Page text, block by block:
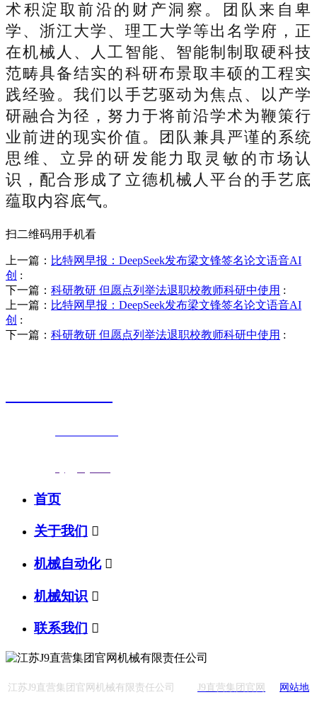
术积淀取前沿的财产洞察。团队来自卑
学、浙江大学、理工大学等出名学府，正
在机械人、人工智能、智能制制取硬科技
范畴具备结实的科研布景取丰硕的工程实
践经验。我们以手艺驱动为焦点、以产学
研融合为径，努力于将前沿学术为鞭策行
业前进的现实价值。团队兼具严谨的系统
思维、立异的研发能力取灵敏的市场认
识，配合形成了立德机械人平台的手艺底
蕴取内容底气。
扫二维码用手机看
上一篇： 比特网早报：DeepSeek发布梁文锋签名论文语音AI
创 :
下一篇： 科研教研 但愿点列举法退职校教师科研中使用 :
上一篇： 比特网早报：DeepSeek发布梁文锋签名论文语音AI
创 :
下一篇： 科研教研 但愿点列举法退职校教师科研中使用 :
首页
关于我们 
机械自动化 
机械知识 
联系我们 
江苏J9直营集团官网机械有限责任公司 J9直营集团官网 网站地